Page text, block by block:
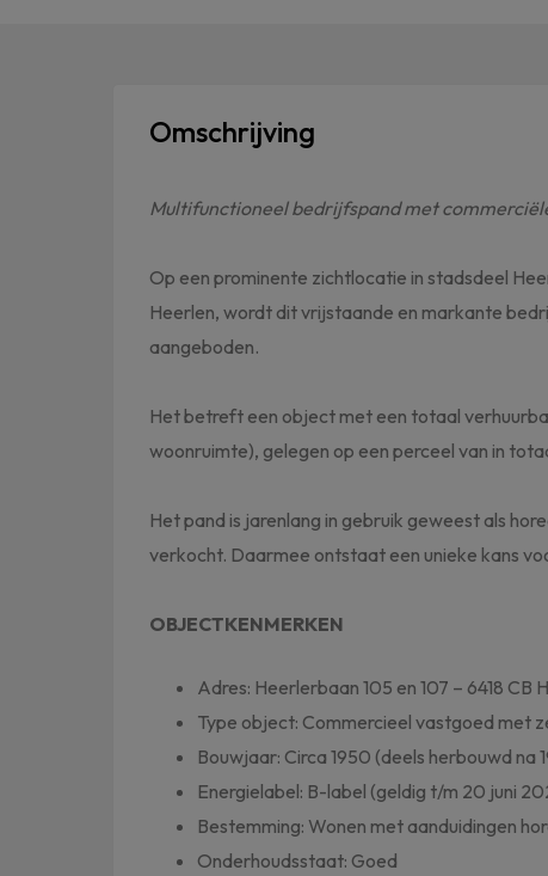
Omschrijving
Multifunctioneel bedrijfspand met
Op een prominente zichtlocatie in stadsdeel
Heerlen, wordt dit vrijstaande en markante
aangeboden.
Het betreft een object met een totaal
woonruimte), gelegen op een perceel van in
Het pand is jarenlang in gebruik geweest als
verkocht. Daarmee ontstaat een unieke kans
OBJECTKENMERKEN
Adres: Heerlerbaan 105 en 107 – 6418 CB
Type object: Commercieel vastgoed met
Bouwjaar: Circa 1950 (deels herbouwd
Energielabel: B-label (geldig t/m 20 juni
Bestemming: Wonen met aanduidingen
Onderhoudsstaat: Goed